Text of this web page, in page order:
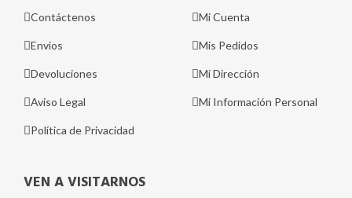
Contáctenos
Envíos
Devoluciones
Aviso Legal
Política de Privacidad
Mi Cuenta
Mis Pedidos
Mi Dirección
Mi Información Personal
VEN A VISITARNOS